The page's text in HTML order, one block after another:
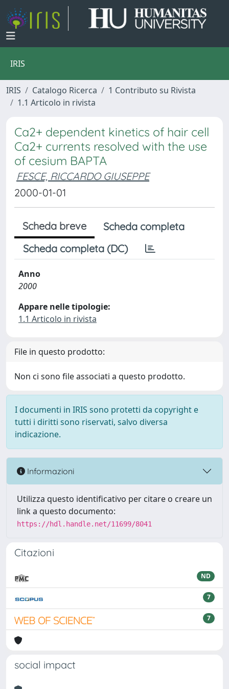
IRIS
IRIS Catalogo Ricerca
1 Contributo su Rivista
1.1 Articolo in rivista
Ca2+ dependent kinetics of hair cell
Ca2+ currents resolved with the use
of cesium BAPTA
FESCE, RICCARDO GIUSEPPE
2000-01-01
Scheda breve
Scheda completa
Scheda completa (DC)
Anno
2000
Appare nelle tipologie:
1.1 Articolo in rivista
File in questo prodotto:
Non ci sono file associati a questo prodotto.
I documenti in IRIS sono protetti da copyright e
tutti i diritti sono riservati, salvo diversa
indicazione.
Informazioni
Utilizza questo identificativo per citare o creare un
link a questo documento:
https://hdl.handle.net/11699/8041
Citazioni
ND
7
7
social impact